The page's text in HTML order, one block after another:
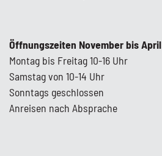
Öffnungszeiten November bis April
Montag bis Freitag 10-16 Uhr
Samstag von 10-14 Uhr
Sonntags geschlossen
Anreisen nach Absprache